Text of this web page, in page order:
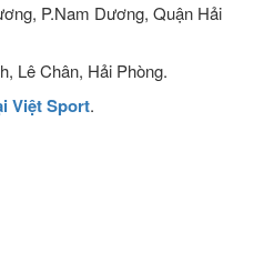
P.Nam Dương, Quận Hải
Lê Chân, Hải Phòng.
Việt Sport.